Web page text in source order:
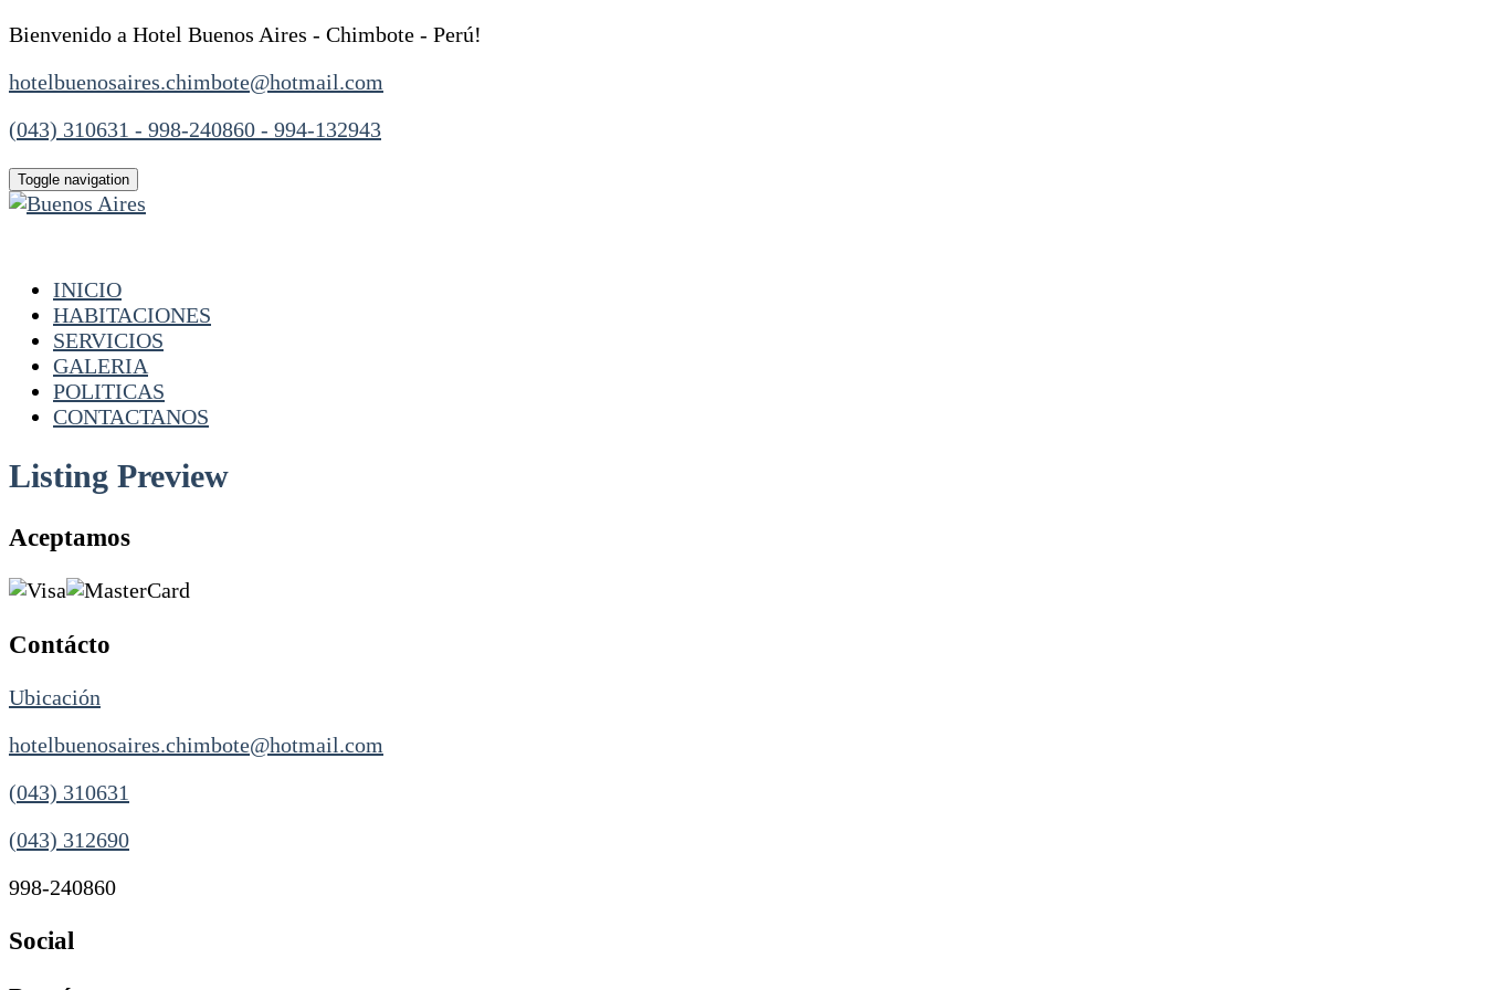
Bienvenido a Hotel Buenos Aires - Chimbote - Perú!
hotelbuenosaires.chimbote@hotmail.com
(043) 310631 - 998-240860 - 994-132943
Toggle navigation
INICIO
HABITACIONES
SERVICIOS
GALERIA
POLITICAS
CONTACTANOS
Listing Preview
Aceptamos
Contácto
Ubicación
hotelbuenosaires.chimbote@hotmail.com
(043) 310631
(043) 312690
998-240860
Social